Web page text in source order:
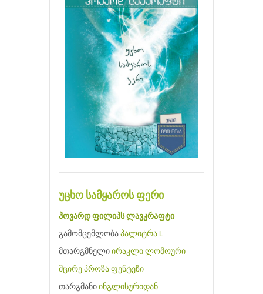
უცხო სამყაროს ფერი
ჰოვარდ ფილიპს ლავკრაფტი
გამომცემლობა პალიტრა L
მთარგმნელი ირაკლი ლომოური
მცირე პროზა ფენტეზი
თარგმანი ინგლისურიდან